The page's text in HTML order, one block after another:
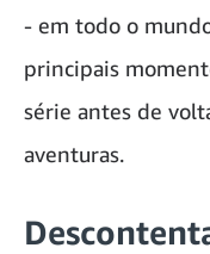
- em todo o
principais
série antes de
aventuras.